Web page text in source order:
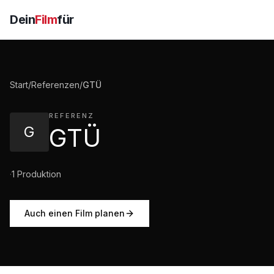
DeinFilmfür
Start/Referenzen/GTÜ
G
REFERENZ
GTÜ
·1 Produktion
Auch einen Film planen